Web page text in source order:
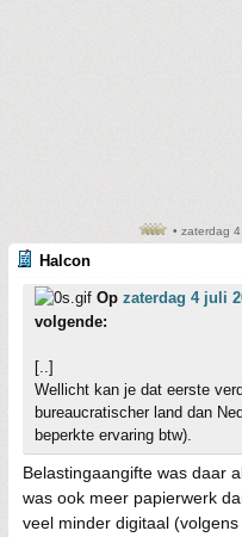
• zaterdag
Halcon
Op zaterdag 4 juli
volgende:
[..]
Wellicht kan je dat eerste
bureaucratischer land dan
beperkte ervaring btw).
Belastingaangifte was daar
was ook meer papierwerk
veel minder digitaal